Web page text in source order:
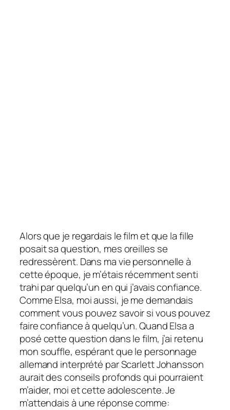
Alors que je regardais le film et que la fille
posait sa question, mes oreilles se
redressèrent. Dans ma vie personnelle à
cette époque, je m’étais récemment senti
trahi par quelqu’un en qui j’avais confiance.
Comme Elsa, moi aussi, je me demandais
comment vous pouvez savoir si vous pouvez
faire confiance à quelqu’un. Quand Elsa a
posé cette question dans le film, j’ai retenu
mon souffle, espérant que le personnage
allemand interprété par Scarlett Johansson
aurait des conseils profonds qui pourraient
m’aider, moi et cette adolescente. Je
m’attendais à une réponse comme: